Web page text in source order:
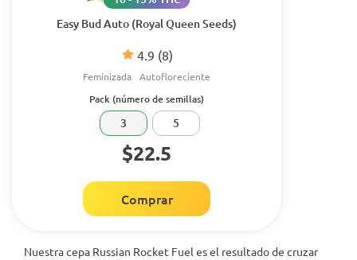
Easy Bud Auto (Royal Queen Seeds)
4.9 (8)
Feminizada Autofloreciente
Pack (número de semillas)
3 5
$22.5
Comprar
Nuestra cepa Russian Rocket Fuel es el resultado de cruzar